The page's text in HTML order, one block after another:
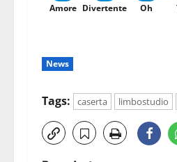
Amore Divertente
Oh
News
Tags: caserta limbostudio